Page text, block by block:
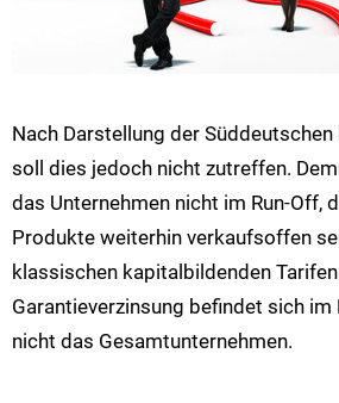
Nach Darstellung der
soll dies jedoch nicht zutreffen.
das Unternehmen nicht im Run-Off,
Produkte weiterhin verkaufsoffen
klassischen kapitalbildenden
Garantieverzinsung befindet sich im
nicht das Gesamtunternehmen.